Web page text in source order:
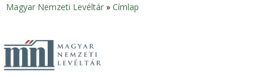
Jelenlegi
hely
Magyar Nemzeti Levéltár » Címlap